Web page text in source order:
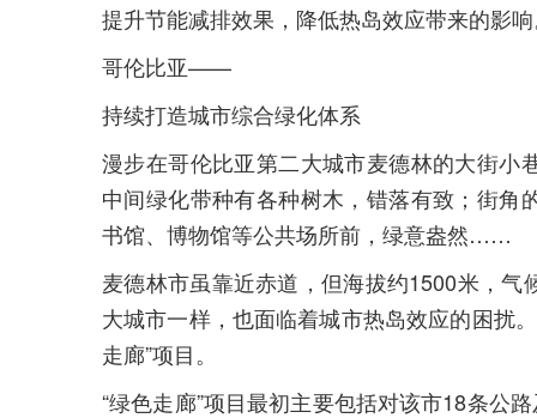
提升节能减排效果，降低热岛效应带来的影
哥伦比亚——
持续打造城市综合绿化体系
漫步在哥伦比亚第二大城市麦德林的大街小
中间绿化带种有各种树木，错落有致；街角
书馆、博物馆等公共场所前，绿意盎然……
麦德林市虽靠近赤道，但海拔约1500米，
大城市一样，也面临着城市热岛效应的困扰
走廊”项目。
“绿色走廊”项目最初主要包括对该市18条公